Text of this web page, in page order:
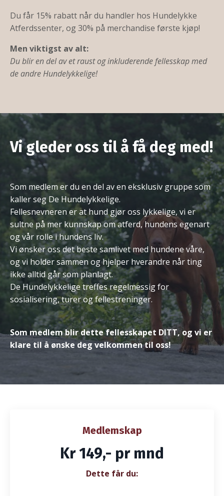
Du får 15% rabatt når du handler hos Hundelykke
Atferdssenter, og 30% på merchandise første kjøp!
Men viktigst av alt:
Du blir en del av et raust og inkluderende fellesskap med
de andre Hundelykkelige!
Vi gleder oss til å få deg med!
Som medlem er du en del av en eksklusiv gruppe som
kaller seg De Hundelykkelige.
Fellesnevneren er at hund gjør oss lykkelige, vi er
sultne på mer kunnskap om atferd, hundens egenart
og vår rolle i hundens liv.
Vi ønsker oss det beste samlivet med hundene våre,
og vi holder sammen og hjelper hverandre når ting
ikke alltid går som planlagt.
De Hundelykkelige treffes regelmessig for
sosialisering, turer og fellestreninger.
Som medlem blir dette fellesskapet DITT, og vi er
klare til å ønske deg velkommen til oss!
Medlemskap
Kr 149,- pr mnd
Dette får du: